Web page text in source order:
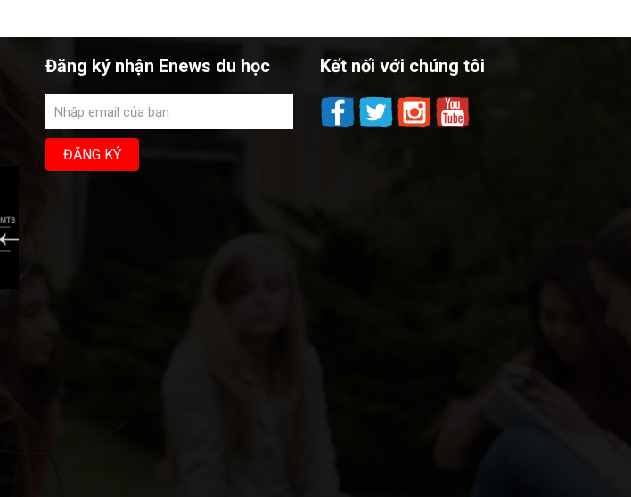
Đăng ký nhận Enews du học Kết nối với chúng tôi